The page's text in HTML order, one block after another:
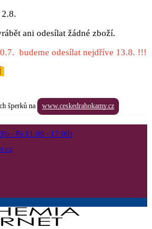
ani odesílat žádné zboží.
budeme odesílat nejdříve 13.8. !!!
šperků na www.ceskedrahokamy.cz
- Pá 11:00 - 17:00)